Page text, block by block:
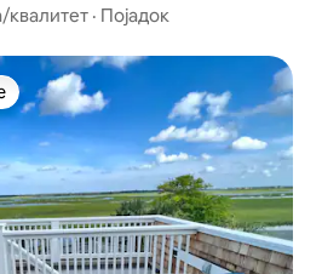
· Појадок
на гостите“